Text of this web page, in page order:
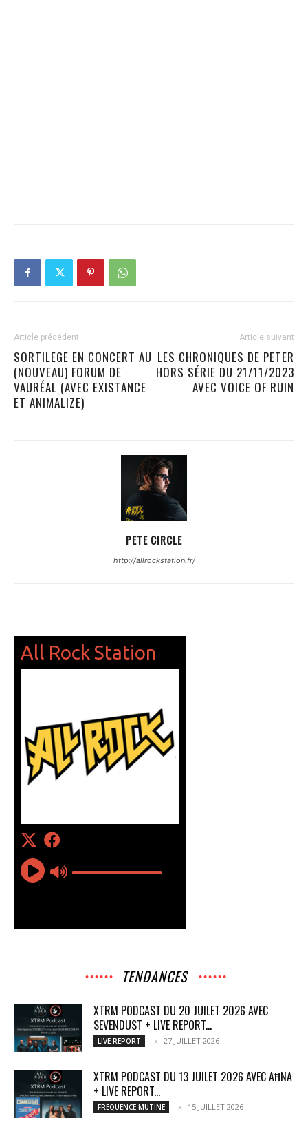
Article précédent
SORTILEGE EN CONCERT AU
(NOUVEAU) FORUM DE
VAURÉAL (AVEC EXISTANCE
ET ANIMALIZE)
Article suivant
LES CHRONIQUES DE PETER
HORS SÉRIE DU 21/11/2023
AVEC VOICE OF RUIN
PETE CIRCLE
http://allrockstation.fr/
TENDANCES
XTRM PODCAST DU 20 JUILET 2026 AVEC
SEVENDUST + LIVE REPORT...
LIVE REPORT 27 JUILLET 2026
XTRM PODCAST DU 13 JUILET 2026 AVEC AĦNA
+ LIVE REPORT...
FREQUENCE MUTINE 15 JUILLET 2026